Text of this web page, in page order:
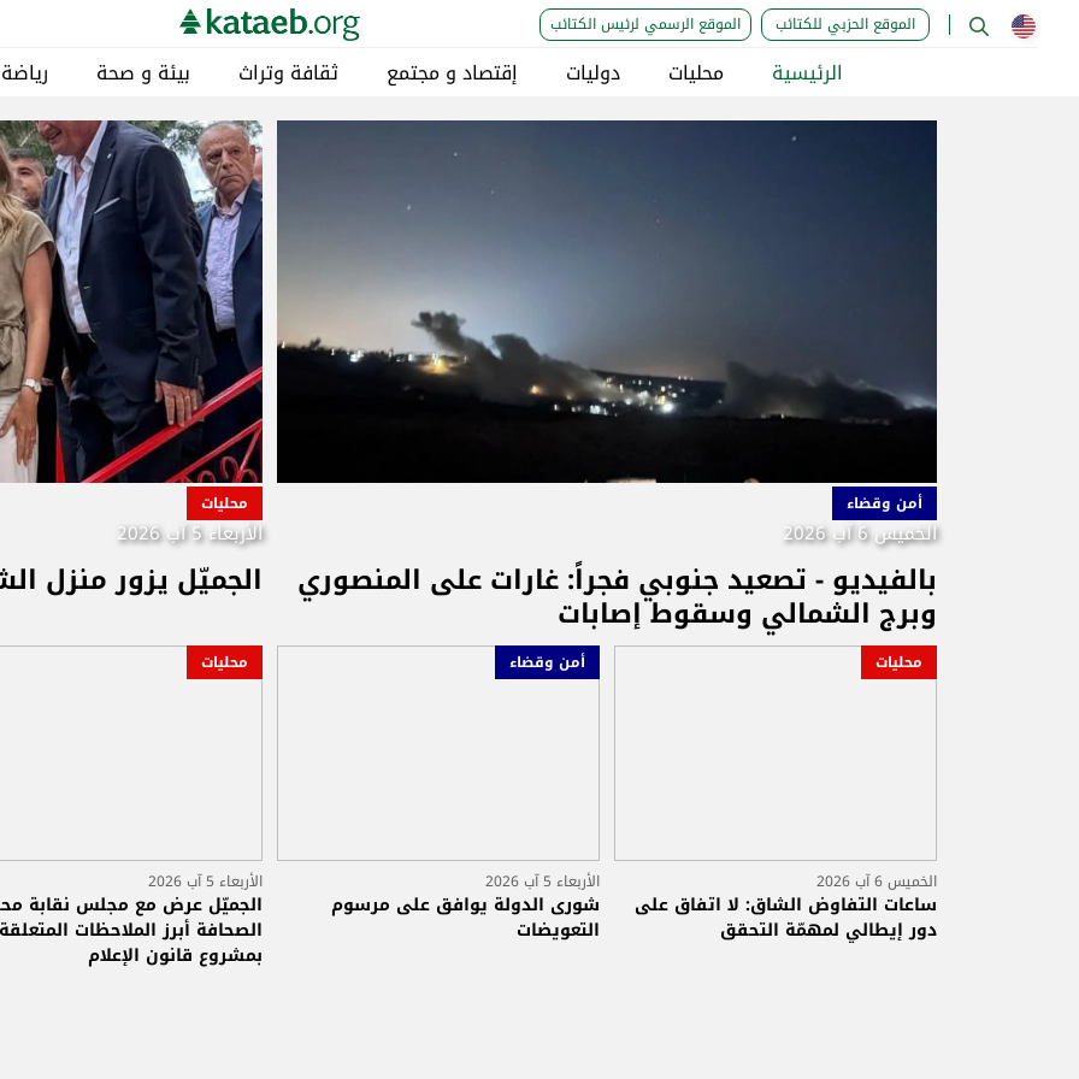
الموقع الحزبي للكتائب الموقع الرسمي لرئيس الكتائب
الرئيسية محليات دوليات إقتصاد و مجتمع ثقافة وتراث بيئة و صحة رياضة
أمن وقضاء
الخميس 6 آب 2026
بالفيديو - تصعيد جنوبي فجراً: غارات على المنصوري
وبرج الشمالي وسقوط إصابات
محليات
الأربعاء 5 آب 2026
الجميّل يزور
محليات
الخميس 6 آب 2026
ساعات التفاوض الشاق: لا اتفاق على
دور إيطالي لمهمّة التحقق
أمن وقضاء
الأربعاء 5 آب 2026
شورى الدولة يوافق على مرسوم
التعويضات
محليات
الأربعاء 5 آب 2026
الجميّل عرض مع مجلس نقابة
الصحافة أبرز الملاحظات المتعلقة
بمشروع قانون الإعلام